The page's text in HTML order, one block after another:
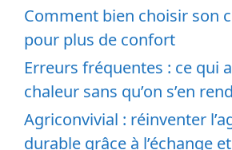
Comment bien choisir son
pour plus de confort
Erreurs fréquentes : ce qui
chaleur sans qu’on s’en
Agriconvivial : réinventer
durable grâce à l’échange